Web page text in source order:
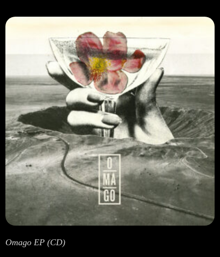
Cookieen politika Pribatutasun-politika
Omago EP (CD)